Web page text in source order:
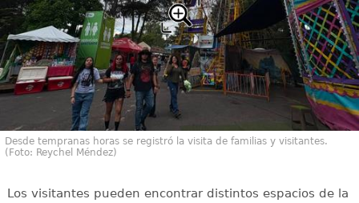
Desde tempranas horas se registró la visita de familias y visitantes.
(Foto: Reychel Méndez)
Los visitantes pueden encontrar distintos espacios de la